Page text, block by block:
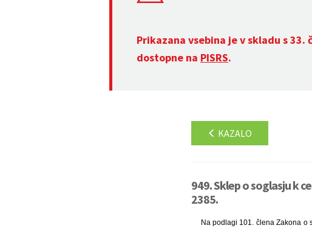
Prikazana vsebina je v skladu s 33.
dostopne na PISRS.
KAZALO
949. Sklep o soglasju k
2385.
Na podlagi 101. člena Zakona o